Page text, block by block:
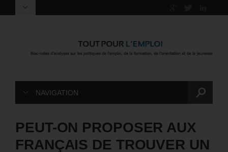
NAVIGATION
PEUT-ON PROPOSER AUX
FRANÇAIS DE TROUVER UN